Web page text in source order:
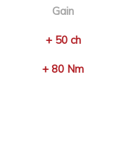
Gain
+ 50 ch
+ 80 Nm